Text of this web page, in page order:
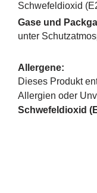
Schwefeldioxid
Gase und
unter
Allergene:
Dieses Produkt
Allergien oder
Schwefeldioxid